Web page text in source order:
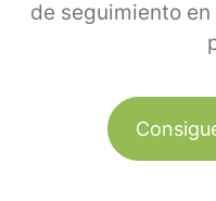
de seguimiento